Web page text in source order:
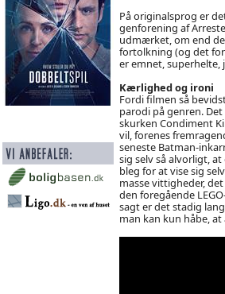
På originalsprog er
genforening af
udmærket, om end
fortolkning (og det
er emnet,
Kærlighed og ironi
Fordi filmen så
parodi på genren.
skurken Condiment
vil, forenes
seneste Batman-
sig selv så alvorligt,
bleg for at vise sig
masse vittigheder,
den foregående
sagt er det stadig
man kan kun håbe,